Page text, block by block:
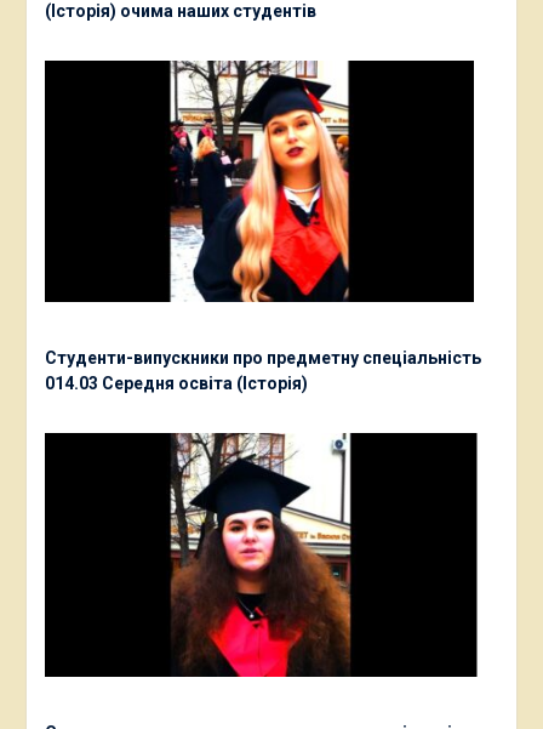
(Історія) очима наших студентів
Студенти-випускники про предметну спеціальність
014.03 Середня освіта (Історія)